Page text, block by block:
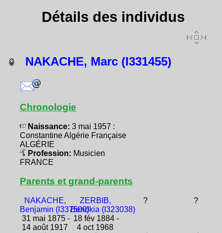
Détails des individus
NAKACHE, Marc (I331455)
Chronologie
Naissance: 3 mai 1957 :
Constantine Algérie Française
ALGÉRIE
Profession: Musicien
FRANCE
Parents et grand-parents
NAKACHE,
Benjamin (I337500)
31 mai 1875 -
14 août 1917
ZERBIB,
Bendkia (I323038)
18 fév 1884 -
4 oct 1968
? ?